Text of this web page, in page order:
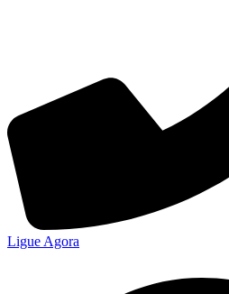
Ligue Agora